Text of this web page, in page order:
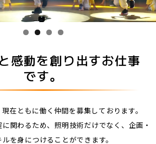
感動を創り出すお仕事
です。
在ともに働く仲間を募集しております。
関わるため、照明技術だけでなく、企画・
を身につけることができます。